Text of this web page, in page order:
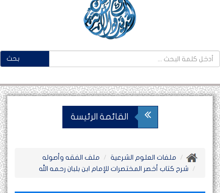
بحث
القائمة الرئيسة
ملفات العلوم الشرعية
ملف الفقه وأصوله
شرح كتاب أخصر المختصرات للإمام ابن بلبان رحمه الله